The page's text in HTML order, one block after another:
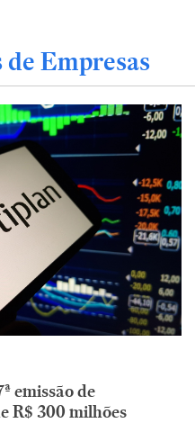
Empresas
emissão de
R$ 300 milhões